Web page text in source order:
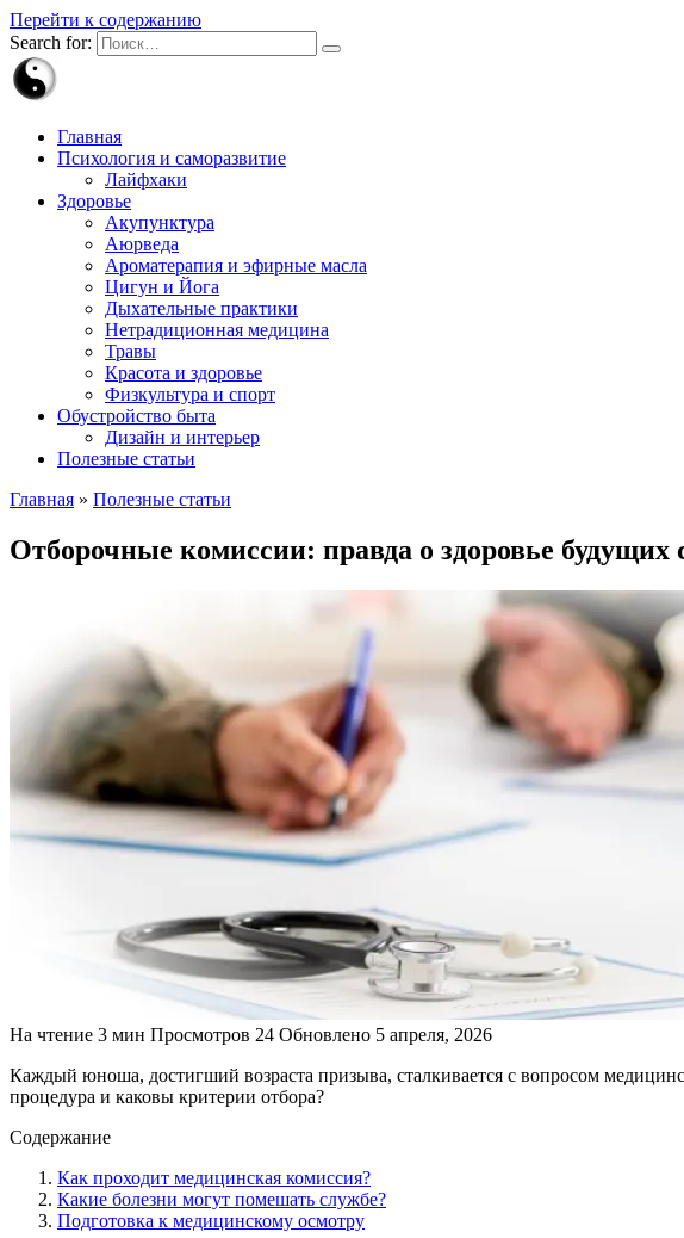
Перейти к содержанию
Search for:
Главная
Психология и саморазвитие
Лайфхаки
Здоровье
Акупунктура
Аюрведа
Ароматерапия и эфирные масла
Цигун и Йога
Дыхательные практики
Нетрадиционная медицина
Травы
Красота и здоровье
Физкультура и спорт
Обустройство быта
Дизайн и интерьер
Полезные статьи
Главная » Полезные статьи
Отборочные комиссии: правда о здоровье будущих
На чтение 3 мин Просмотров 24 Обновлено 5 апреля, 2026
Каждый юноша, достигший возраста призыва, сталкивается с вопросом
процедура и каковы критерии отбора?
Содержание
Как проходит медицинская комиссия?
Какие болезни могут помешать службе?
Подготовка к медицинскому осмотру